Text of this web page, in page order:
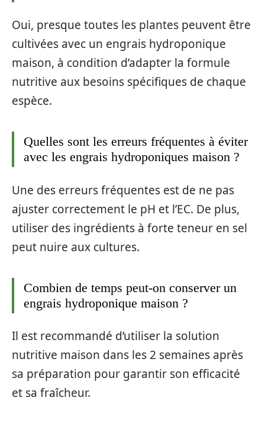
Oui, presque toutes les plantes peuvent être
cultivées avec un engrais hydroponique
maison, à condition d’adapter la formule
nutritive aux besoins spécifiques de chaque
espèce.
Quelles sont les erreurs fréquentes à éviter
avec les engrais hydroponiques maison ?
Une des erreurs fréquentes est de ne pas
ajuster correctement le pH et l’EC. De plus,
utiliser des ingrédients à forte teneur en sel
peut nuire aux cultures.
Combien de temps peut-on conserver un
engrais hydroponique maison ?
Il est recommandé d’utiliser la solution
nutritive maison dans les 2 semaines après
sa préparation pour garantir son efficacité
et sa fraîcheur.